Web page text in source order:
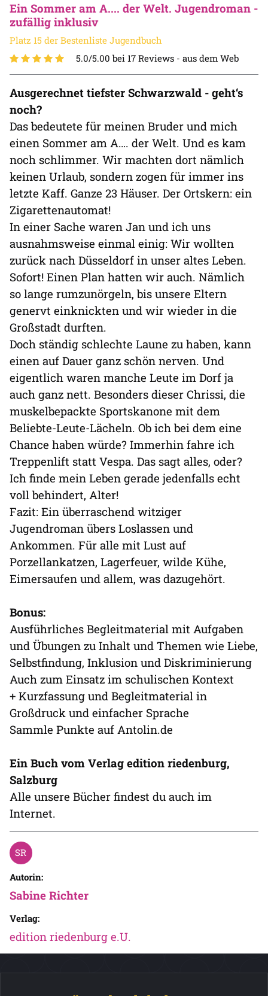
Ein Sommer am A.... der Welt. Jugendroman -
zufällig inklusiv
Platz 15 der Bestenliste Jugendbuch
5.0/5.00 bei 17 Reviews - aus dem Web
Ausgerechnet tiefster Schwarzwald - geht‘s
noch?
Das bedeutete für meinen Bruder und mich
einen Sommer am A…. der Welt. Und es kam
noch schlimmer. Wir machten dort nämlich
keinen Urlaub, sondern zogen für immer ins
letzte Kaff. Ganze 23 Häuser. Der Ortskern: ein
Zigarettenautomat!
In einer Sache waren Jan und ich uns
ausnahmsweise einmal einig: Wir wollten
zurück nach Düsseldorf in unser altes Leben.
Sofort! Einen Plan hatten wir auch. Nämlich
so lange rumzunörgeln, bis unsere Eltern
genervt einknickten und wir wieder in die
Großstadt durften.
Doch ständig schlechte Laune zu haben, kann
einen auf Dauer ganz schön nerven. Und
eigentlich waren manche Leute im Dorf ja
auch ganz nett. Besonders dieser Chrissi, die
muskelbepackte Sportskanone mit dem
Beliebte-Leute-Lächeln. Ob ich bei dem eine
Chance haben würde? Immerhin fahre ich
Treppenlift statt Vespa. Das sagt alles, oder?
Ich finde mein Leben gerade jedenfalls echt
voll behindert, Alter!
Fazit: Ein überraschend witziger
Jugendroman übers Loslassen und
Ankommen. Für alle mit Lust auf
Porzellankatzen, Lagerfeuer, wilde Kühe,
Eimersaufen und allem, was dazugehört.
Bonus:
Ausführliches Begleitmaterial mit Aufgaben
und Übungen zu Inhalt und Themen wie Liebe,
Selbstfindung, Inklusion und Diskriminierung
Auch zum Einsatz im schulischen Kontext
+ Kurzfassung und Begleitmaterial in
Großdruck und einfacher Sprache
Sammle Punkte auf Antolin.de
Ein Buch vom Verlag edition riedenburg,
Salzburg
Alle unsere Bücher findest du auch im
Internet.
Autorin:
Sabine Richter
Verlag:
edition riedenburg e.U.